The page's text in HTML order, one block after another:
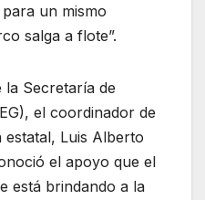
un mismo
salga a flote”.
la Secretaría de
el coordinador de
estatal, Luis Alberto
el apoyo que el
está brindando a la